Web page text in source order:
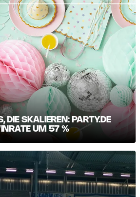
DIE SKALIEREN: PARTY.DE
UM 57 %